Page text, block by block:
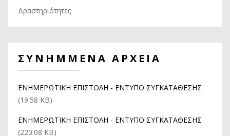
Δραστηριότητες
ΣΥΝΗΜΜΕΝΑ ΑΡΧΕΙΑ
ΕΝΗΜΕΡΩΤΙΚΗ ΕΠΙΣΤΟΛΗ - ΕΝΤΥΠΟ ΣΥΓΚΑΤΑΘΕΣΗΣ
(19.58 KB)
ΕΝΗΜΕΡΩΤΙΚΗ ΕΠΙΣΤΟΛΗ - ΕΝΤΥΠΟ ΣΥΓΚΑΤΑΘΕΣΗΣ
(220.08 KB)